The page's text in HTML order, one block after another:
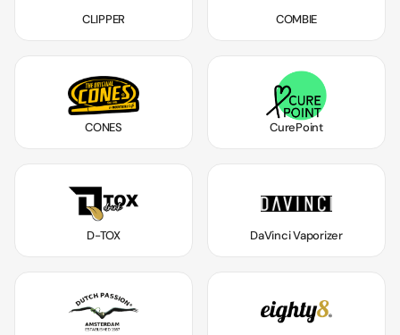
CLIPPER COMBIE
CONES CurePoint
D-TOX DaVinci Vaporizer